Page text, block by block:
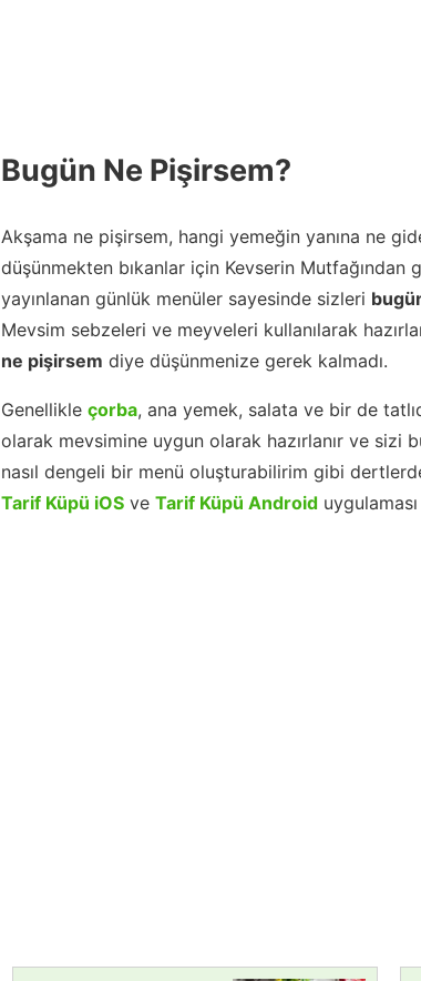
Bugün Ne Pişirsem?
Akşama ne pişirsem, hangi yemeğin yanına ne
düşünmekten bıkanlar için Kevserin Mutfağından
yayınlanan günlük menüler sayesinde sizleri
Mevsim sebzeleri ve meyveleri kullanılarak
ne pişirsem diye düşünmenize gerek kalmadı.
Genellikle çorba, ana yemek, salata ve bir de
olarak mevsimine uygun olarak hazırlanır ve sizi
nasıl dengeli bir menü oluşturabilirim gibi
Tarif Küpü iOS ve Tarif Küpü Android